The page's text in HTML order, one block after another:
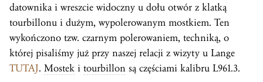
datownika i wreszcie widoczny u dołu otwór z klatką
tourbillonu i dużym, wypolerowanym mostkiem. Ten
wykończono tzw. czarnym polerowaniem, techniką, o
której pisaliśmy już przy naszej relacji z wizyty u Lange
TUTAJ. Mostek i tourbillon są częściami kalibru L961.3.